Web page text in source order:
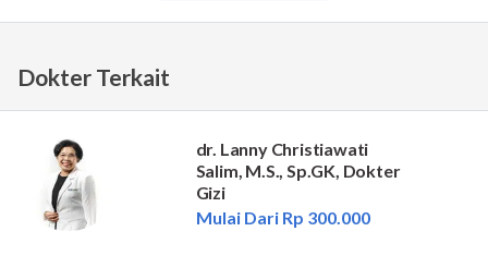
Dokter Terkait